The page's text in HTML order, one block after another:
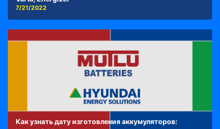
7/21/2022
Как узнать дату изготовления аккумуляторов: